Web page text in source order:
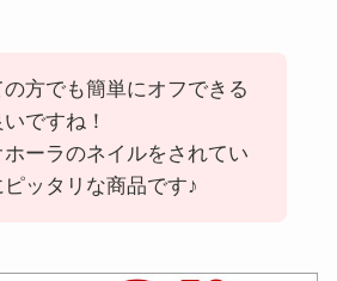
方でも簡単にオフできる
ですね！
ーラのネイルをされてい
ピッタリな商品です♪